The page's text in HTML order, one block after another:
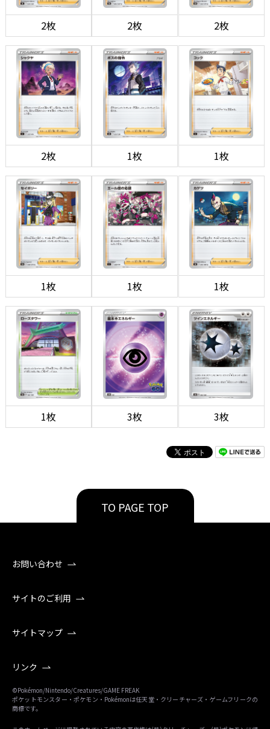
2枚 2枚 2枚
2枚 1枚 1枚
1枚 1枚 1枚
1枚 3枚 3枚
TO PAGE TOP
お問い合わせ
サイトのご利用
サイトマップ
リンク
©Pokémon/Nintendo/Creatures/GAME FREAK
ポケットモンスター・ポケモン・Pokémonは任天堂・クリーチャーズ・ゲームフリークの
商標です。